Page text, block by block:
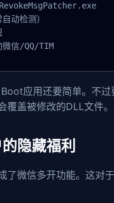
动检测）
信/QQ/TIM
应用还要简单。不
盖被修改的DLL文件。
隐藏福利
了微信多开功能。这对